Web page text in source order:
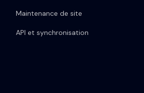
Maintenance de site
API et synchronisation